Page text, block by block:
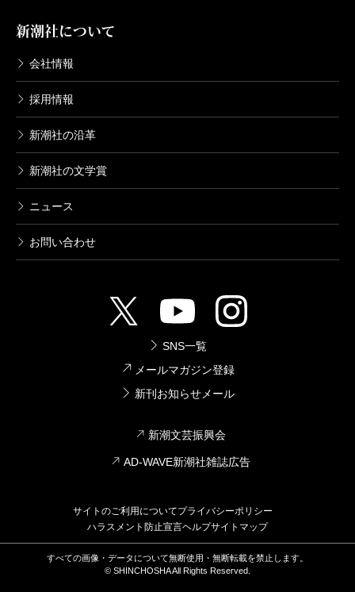
新潮社について
会社情報
採用情報
新潮社の沿革
新潮社の文学賞
ニュース
お問い合わせ
SNS一覧
メールマガジン登録
新刊お知らせメール
新潮文芸振興会
AD-WAVE新潮社雑誌広告
サイトのご利用についてプライバシーポリシー
ハラスメント防止宣言ヘルプサイトマップ
すべての画像・データについて無断使用・無断転載を禁止します。
© SHINCHOSHA All Rights Reserved.